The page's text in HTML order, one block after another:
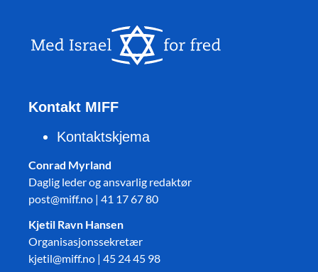
Kontakt MIFF
Kontaktskjema
Conrad Myrland
Daglig leder og ansvarlig redaktør
post@miff.no | 41 17 67 80
Kjetil Ravn Hansen
Organisasjonssekretær
kjetil@miff.no | 45 24 45 98